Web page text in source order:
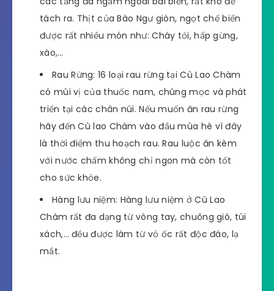
tách ra. Thịt của Bào Ngư giòn, ngọt chế biến
được rất nhiều món như: Cháy tỏi, hấp gừng,
xào,…
Rau Rừng: 16 loại rau rừng tại Cù Lao Chàm
có mùi vị của thuốc nam, chúng mọc và phát
triển tại các chân núi. Nếu muốn ăn rau rừng
hãy đến Cù lao Chàm vào đầu mùa hè vì đây
là thời điểm thu hoạch rau. Rau luộc ăn kèm
với nước chấm không chỉ ngon mà còn tốt
cho sức khỏe.
Hàng lưu niệm: Hàng lưu niệm ở Cù Lao
Chàm rất đa dạng từ vòng tay, chuông gió, túi
xách,… đều được làm từ vỏ ốc rất độc đáo, lạ
mắt.